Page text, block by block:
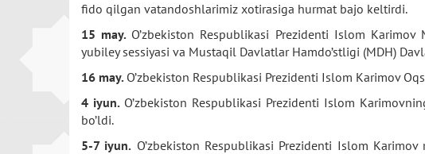
fido qilgan vatandoshlarimiz xotirasiga hurmat bajo keltirdi.
15 may. O’zbekiston Respublikasi Prezidenti Islom
yubiley sessiyasi va Mustaqil Davlatlar Hamdo’stligi (MDH)
16 may. O’zbekiston Respublikasi Prezidenti Islom Karimov
4 iyun. O’zbekiston Respublikasi Prezidenti Islom
bo’ldi.
5-7 iyun. O’zbekiston Respublikasi Prezidenti Islom